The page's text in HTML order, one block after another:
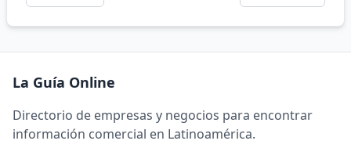
La Guía Online
Directorio de empresas y negocios para encontrar
información comercial en Latinoamérica.